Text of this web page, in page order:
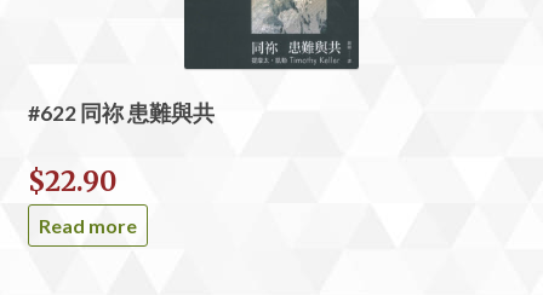
#622 同祢 患難與共
$22.90
Read more